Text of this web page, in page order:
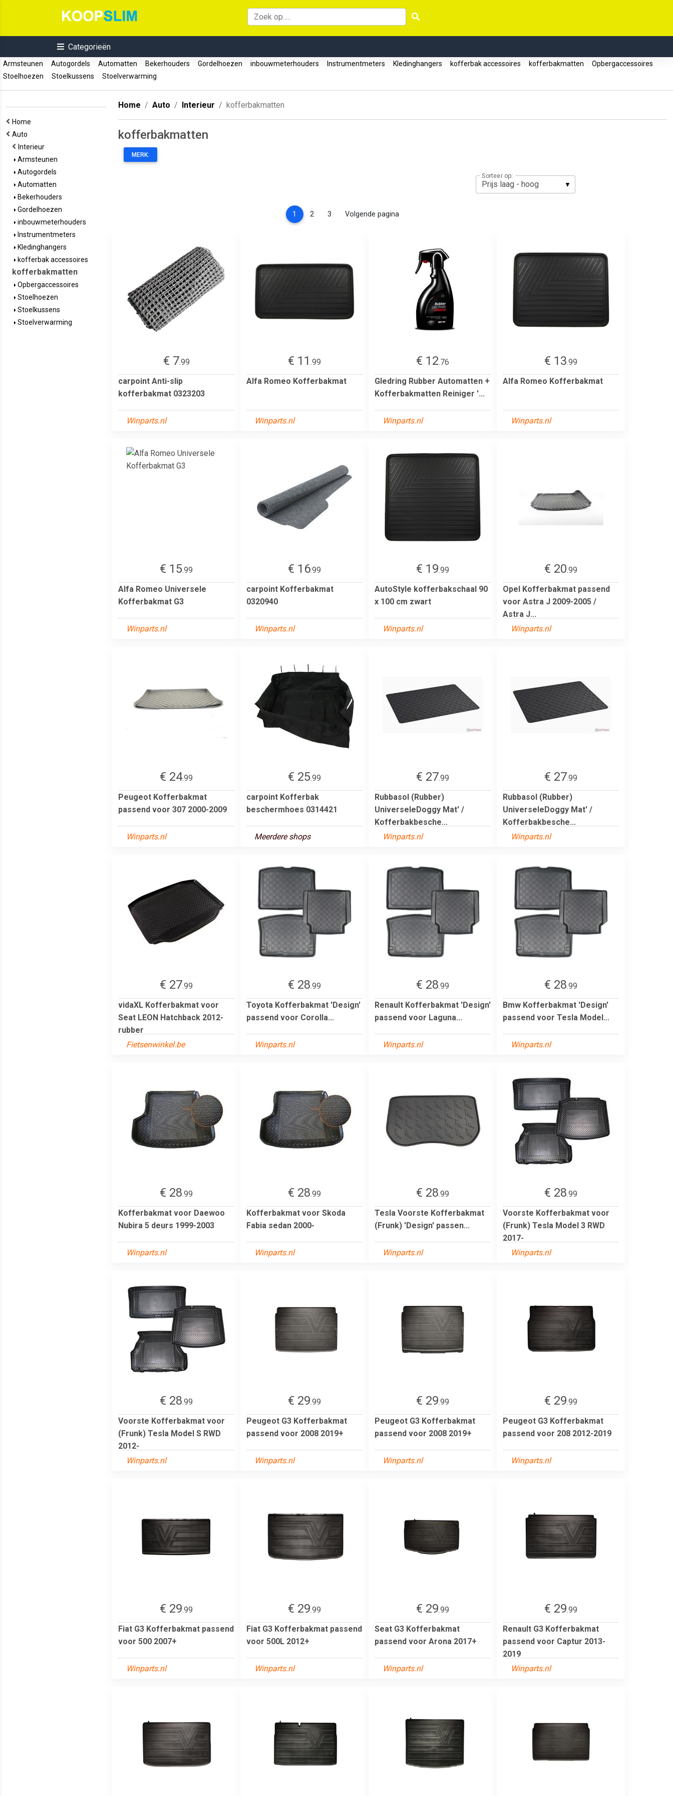
Categorieën
Armsteunen Autogordels Automatten Bekerhouders Gordelhoezen inbouwmeterhouders Instrumentmeters Kledinghangers kofferbak accessoires kofferbakmatten
Opbergaccessoires
Stoelhoezen
Stoelkussens Stoelverwarming
Home
Auto
Interieur
Armsteunen
Autogordels
Automatten
Bekerhouders
Gordelhoezen
inbouwmeterhouders
Instrumentmeters
Kledinghangers
kofferbak accessoires
kofferbakmatten
Opbergaccessoires
Stoelhoezen
Stoelkussens
Stoelverwarming
Home Auto Interieur kofferbakmatten
kofferbakmatten
MERK:
Sorteer op:
1 (current)
2 3 Volgende pagina
€ 7.99
carpoint Anti-slip
kofferbakmat 0323203
Winparts.nl
€ 11 .99
Alfa Romeo Kofferbakmat
Winparts.nl
€ 12.76
Gledring Rubber Automatten +
Kofferbakmatten Reiniger '...
Winparts.nl
€ 13.99
Alfa Romeo Kofferbakmat
Winparts.nl
€ 15.99
Alfa Romeo Universele
Kofferbakmat G3
Winparts.nl
€ 16.99
carpoint Kofferbakmat
0320940
Winparts.nl
€ 19.99
AutoStyle kofferbakschaal 90
x 100 cm zwart
Winparts.nl
€ 20.99
Opel Kofferbakmat passend
voor Astra J 2009-2005 /
Astra J...
Winparts.nl
€ 24.99
Peugeot Kofferbakmat
passend voor 307 2000-2009
Winparts.nl
€ 25.99
carpoint Kofferbak
beschermhoes 0314421
Meerdere shops
€ 27.99
Rubbasol (Rubber)
UniverseleDoggy Mat' /
Kofferbakbesche...
Winparts.nl
€ 27.99
Rubbasol (Rubber)
UniverseleDoggy Mat' /
Kofferbakbesche...
Winparts.nl
€ 27.99
vidaXL Kofferbakmat voor
Seat LEON Hatchback 2012-
rubber
Fietsenwinkel.be
€ 28.99
Toyota Kofferbakmat 'Design'
passend voor Corolla...
Winparts.nl
€ 28.99
Renault Kofferbakmat 'Design'
passend voor Laguna...
Winparts.nl
€ 28.99
Bmw Kofferbakmat 'Design'
passend voor Tesla Model...
Winparts.nl
€ 28.99
Kofferbakmat voor Daewoo
Nubira 5 deurs 1999-2003
Winparts.nl
€ 28.99
Kofferbakmat voor Skoda
Fabia sedan 2000-
Winparts.nl
€ 28.99
Tesla Voorste Kofferbakmat
(Frunk) 'Design' passen...
Winparts.nl
€ 28.99
Voorste Kofferbakmat voor
(Frunk) Tesla Model 3 RWD
2017-
Winparts.nl
€ 28.99
Voorste Kofferbakmat voor
(Frunk) Tesla Model S RWD
2012-
Winparts.nl
€ 29.99
Peugeot G3 Kofferbakmat
passend voor 2008 2019+
Winparts.nl
€ 29.99
Peugeot G3 Kofferbakmat
passend voor 2008 2019+
Winparts.nl
€ 29.99
Peugeot G3 Kofferbakmat
passend voor 208 2012-2019
Winparts.nl
€ 29.99
Fiat G3 Kofferbakmat passend
voor 500 2007+
Winparts.nl
€ 29.99
Fiat G3 Kofferbakmat passend
voor 500L 2012+
Winparts.nl
€ 29.99
Seat G3 Kofferbakmat
passend voor Arona 2017+
Winparts.nl
€ 29.99
Renault G3 Kofferbakmat
passend voor Captur 2013-
2019
Winparts.nl